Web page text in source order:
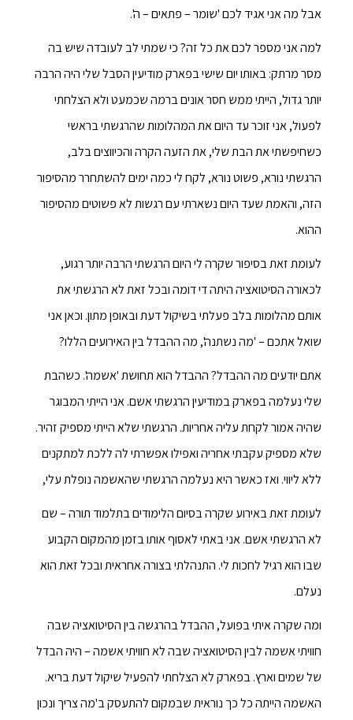
אבל מה אני אגיד לכם 'שומר – פתאים – ה'.
למה אני מספר לכם את כל זה? כי שמתי לב לעובדה שיש בה
מסר מרתק: באותו יום שישי בפארק מודיעין הסבל שלי היה הרבה
יותר גדול, הייתי ממש חסר אונים ברמה שכמעט ולא הצלחתי
לפעול, אני זוכר עד היום את המהלומות שהרגשתי בראשי
כשחיפשתי את הבת שלי, את הזעה הקרה והכיווצים בלב,
הרגשתי נורא, פשוט נורא, לקח לי כמה ימים להשתחרר מהסיפור
הזה, והאמת שעד היום נשארתי עם רגשות לא פשוטים מהסיפור
ההוא.
לעומת זאת בסיפור שקרה לי היום הרגשתי הרבה יותר רגוע,
לכאורה הסיטואציה היתה די דומה ובכל זאת לא הרגשתי את
אותם מהלומות בלב פעלתי בשיקול דעת ובאופן מתון. וכאן אני
שואל אתכם – 'מה נשתנה', מה ההבדל בין האירועים הללו?
אתם יודעים מה ההבדל? ההבדל הוא תחושת 'אשמה'. כשהבת
שלי נעלמה בפארק במודיעין הרגשתי אשם. אני הייתי המבוגר
שהיה אמור לקחת עליה אחריות. הרגשתי שלא הייתי מספיק זהיר.
שלא מספיק עקבתי אחריה ואפילו אפשרתי לה ללכת למתקנים
ללא ליווי. ואז כאשר היא נעלמה הרגשתי שהאשמה נופלת עלי,
לעומת זאת באירוע שקרה בסיום הלימודים בתלמוד תורה – שם
לא הרגשתי אשם. אני באתי לאסוף אותו בזמן מהמקום הקבוע
שבו הוא רגיל לחכות לי. התנהלתי בצורה אחראית ובכל זאת הוא
נעלם.
ומה שקרה איתי בפועל, ההבדל בהרגשה בין הסיטואציה שבה
חוויתי אשמה לבין הסיטואציה שבה לא חוויתי אשמה – היה הבדל
של שמים וארץ. בפארק לא הצלחתי להפעיל שיקול דעת בריא.
האשמה הייתה כל כך נוראית שבמקום להתעסק ב'מה צריך ונכון